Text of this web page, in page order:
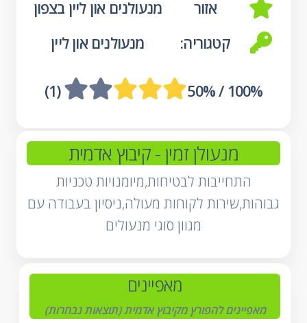
אזור
מנעולנים און ליין בצפון
קטגוריה:
מנעולנים און ליין
100% / 50%
(1)
מנעולן זמין - קיבוץ אדמית
התחייבות לבטיחות,מיומנויות טכניות
גבוהות,שירות לקוחות מעולה,ניסיון בעבודה עם
מגוון סוגי מנעולים
מאפיינים
מאפיינים להפורץ מקיבוץ אדמית (תוצאות נבחרות)